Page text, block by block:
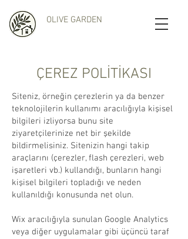
OLIVE GARDEN
ÇEREZ POLİTİKASI
Siteniz, örneğin çerezlerin ya da benzer
teknolojilerin kullanımı aracılığıyla kişisel
bilgileri izliyorsa bunu site
ziyaretçilerinize net bir şekilde
bildirmelisiniz. Sitenizin hangi takip
araçlarını (çerezler, flash çerezleri, web
işaretleri vb.) kullandığı, bunların hangi
kişisel bilgileri topladığı ve neden
kullanıldığı konusunda net olun.
Wix aracılığıyla sunulan Google Analytics
veya diğer uygulamalar gibi üçüncü taraf